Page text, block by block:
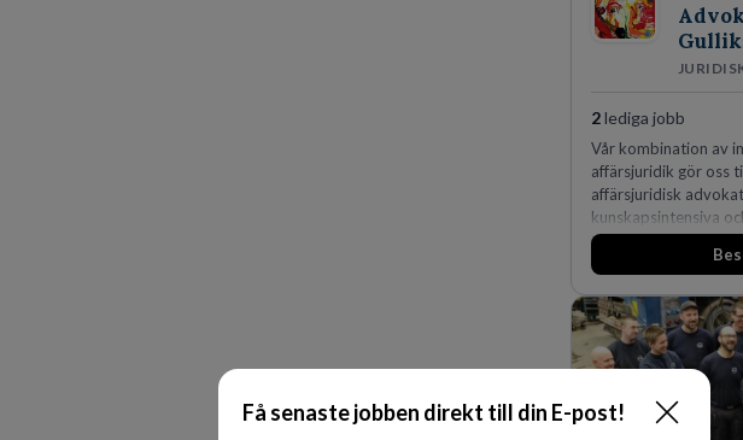
Få senaste jobben direkt till din E-post!
2lediga jobb
Vår kombination av
affärsjuridik gör oss
affärsjuridisk
kunskapsintensiva
expertis inom IP-
marknadsledande
skydda, utveckla och
företagets viktigaste